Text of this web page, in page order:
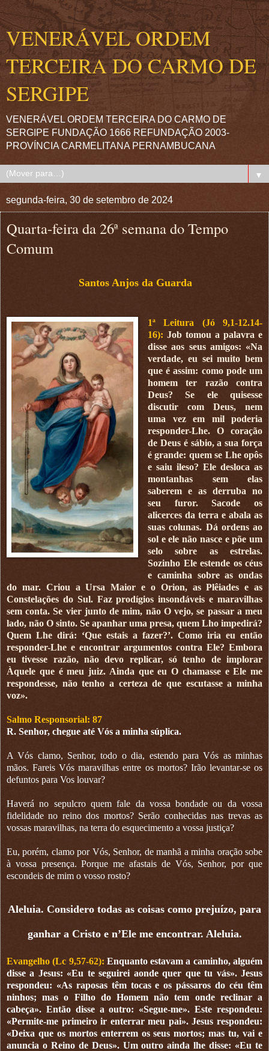
VENERÁVEL ORDEM
TERCEIRA DO CARMO DE
SERGIPE
VENERÁVEL ORDEM TERCEIRA DO CARMO DE
SERGIPE FUNDAÇÃO 1666 REFUNDAÇÃO 2003-
PROVÍNCIA CARMELITANA PERNAMBUCANA
▼
segunda-feira, 30 de setembro de 2024
Quarta-feira da 26ª semana do Tempo
Comum
Santos Anjos da Guarda
1ª Leitura (Jó 9,1-12.14-
16): Job tomou a palavra e
disse aos seus amigos: «Na
verdade, eu sei muito bem
que é assim: como pode um
homem ter razão contra
Deus? Se ele quisesse
discutir com Deus, nem
uma vez em mil poderia
responder-Lhe. O coração
de Deus é sábio, a sua força
é grande: quem se Lhe opôs
e saiu ileso? Ele desloca as
montanhas sem elas
saberem e as derruba no
seu furor. Sacode os
alicerces da terra e abala as
suas colunas. Dá ordens ao
sol e ele não nasce e põe um
selo sobre as estrelas.
Sozinho Ele estende os céus
e caminha sobre as ondas
do mar. Criou a Ursa Maior e o Orion, as Plêiades e as
Constelações do Sul. Faz prodígios insondáveis e maravilhas
sem conta. Se vier junto de mim, não O vejo, se passar a meu
lado, não O sinto. Se apanhar uma presa, quem Lho impedirá?
Quem Lhe dirá: ‘Que estais a fazer?’. Como iria eu então
responder-Lhe e encontrar argumentos contra Ele? Embora
eu tivesse razão, não devo replicar, só tenho de implorar
Àquele que é meu juiz. Ainda que eu O chamasse e Ele me
respondesse, não tenho a certeza de que escutasse a minha
voz».
Salmo Responsorial: 87
R. Senhor, chegue até Vós a minha súplica.
A Vós clamo, Senhor, todo o dia, estendo para Vós as minhas
mãos. Fareis Vós maravilhas entre os mortos? Irão levantar-se os
defuntos para Vos louvar?
Haverá no sepulcro quem fale da vossa bondade ou da vossa
fidelidade no reino dos mortos? Serão conhecidas nas trevas as
vossas maravilhas, na terra do esquecimento a vossa justiça?
Eu, porém, clamo por Vós, Senhor, de manhã a minha oração sobe
à vossa presença. Porque me afastais de Vós, Senhor, por que
escondeis de mim o vosso rosto?
Aleluia. Considero todas as coisas como prejuízo, para
ganhar a Cristo e n’Ele me encontrar. Aleluia.
Evangelho (Lc 9,57-62): Enquanto estavam a caminho, alguém
disse a Jesus: «Eu te seguirei aonde quer que tu vás». Jesus
respondeu: «As raposas têm tocas e os pássaros do céu têm
ninhos; mas o Filho do Homem não tem onde reclinar a
cabeça». Então disse a outro: «Segue-me». Este respondeu:
«Permite-me primeiro ir enterrar meu pai». Jesus respondeu:
«Deixa que os mortos enterrem os seus mortos; mas tu, vai e
anuncia o Reino de Deus». Um outro ainda lhe disse: «Eu te